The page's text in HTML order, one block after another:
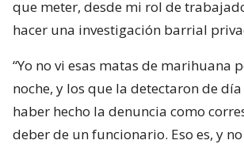
que meter, desde mi rol de
hacer una investigación barrial
“Yo no vi esas matas de marihuana
noche, y los que la detectaron de
haber hecho la denuncia como
deber de un funcionario. Eso es, y